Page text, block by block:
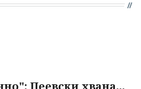
Пеевски хвана...